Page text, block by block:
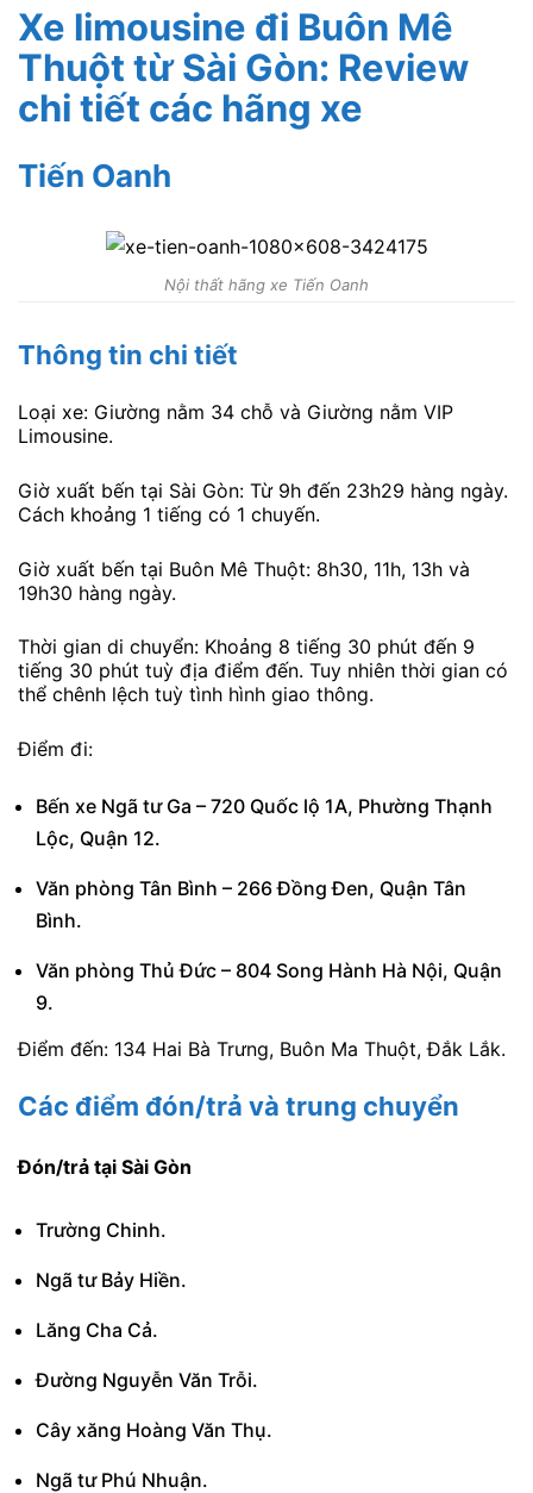
Xe limousine đi Buôn Mê
Thuột từ Sài Gòn: Review
chi tiết các hãng xe
Tiến Oanh
Nội thất hãng xe Tiến Oanh
Thông tin chi tiết
Loại xe: Giường nằm 34 chỗ và Giường nằm VIP
Limousine.
Giờ xuất bến tại Sài Gòn: Từ 9h đến 23h29 hàng ngày.
Cách khoảng 1 tiếng có 1 chuyến.
Giờ xuất bến tại Buôn Mê Thuột: 8h30, 11h, 13h và
19h30 hàng ngày.
Thời gian di chuyển: Khoảng 8 tiếng 30 phút đến 9
tiếng 30 phút tuỳ địa điểm đến. Tuy nhiên thời gian có
thể chênh lệch tuỳ tình hình giao thông.
Điểm đi:
Bến xe Ngã tư Ga – 720 Quốc lộ 1A, Phường Thạnh
Lộc, Quận 12.
Văn phòng Tân Bình – 266 Đồng Đen, Quận Tân
Bình.
Văn phòng Thủ Đức – 804 Song Hành Hà Nội, Quận
9.
Điểm đến: 134 Hai Bà Trưng, Buôn Ma Thuột, Đắk Lắk.
Các điểm đón/trả và trung chuyển
Đón/trả tại Sài Gòn
Trường Chinh.
Ngã tư Bảy Hiền.
Lăng Cha Cả.
Đường Nguyễn Văn Trỗi.
Cây xăng Hoàng Văn Thụ.
Ngã tư Phú Nhuận.